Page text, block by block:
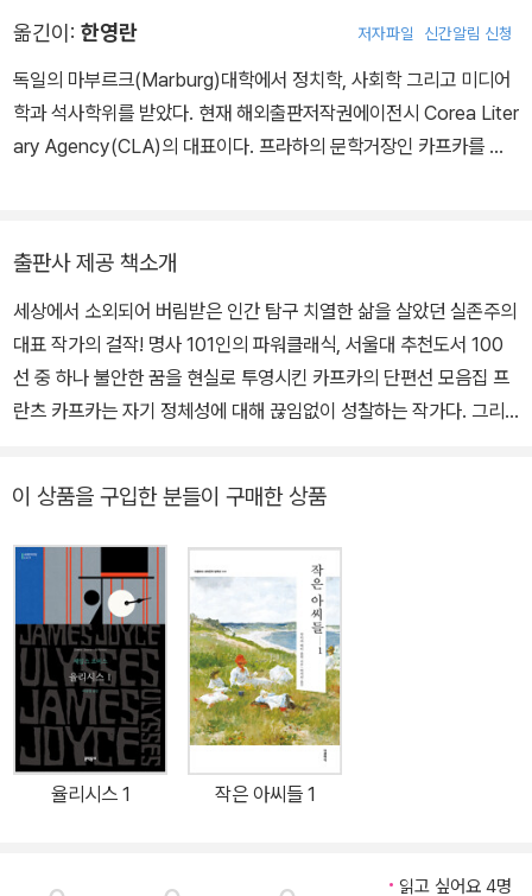
달리면서도 그는 시민적 직업의 요구를 회피해서는 결코 안 된다는
신념을 지켰다. 대학을 졸업한 직후 미완성 작품 〈시골의 결혼 준비〉
를 썼다. 1909년에 그는 잡지 〈히페리온〉에 이미 1904년과 1905년
에 쓰인 〈어느 투쟁의 기록〉에서 두 개의 대화를 발췌해서 출판했다.
편집 《관찰》을 출판했다. 1914년 장편소설 《실종자》를 집필했다. 1
912년단편소설 〈선고〉를 썼다. 그 직후 단편소설 〈변신〉을 창작했다.
1914년 세계대전의 영향을 받아 〈유형지에서〉를 썼다. 거의 같은 시
기에 장편소설 《소송》을 쓰기 시작했다. 1915년에는 1913년에 출판
된 《화부》(장편소설 《실종자》의 첫 장)로 폰타네 상을 수상했다. 191
광대》라는 제목을 달고 네 개의 단편이 1924년에 출판되었다. 마지
실성의 결여, 흥미 추구, 공허함 등을 문학 작업의 위험 요소로 인식했
다. 그는 문학 작업의 목표를 대단히 높게 설정했다. 그에게 문학은
‘예언자적 임무’를 지닌 것이다. 문학은 고차원의 관찰 형식이며, 우연
성을 법칙성으로 바꾸고, 진리를 인식하는 데 봉사하는, 일종의 ‘기도
형식’이다.
옮긴이: 한영란 저자파일 신간알림 신청
독일의 마부르크(Marburg)대학에서 정치학, 사회학 그리고 미디어
학과 석사학위를 받았다. 현재 해외출판저작권에이전시 Corea Liter
ary Agency(CLA)의 대표이다. 프라하의 문학거장인 카프카를 좋
출판사 제공 책소개
세상에서 소외되어 버림받은 인간 탐구 치열한 삶을 살았던 실존주의
대표 작가의 걸작! 명사 101인의 파워클래식, 서울대 추천도서 100
선 중 하나 불안한 꿈을 현실로 투영시킨 카프카의 단편선 모음집 프
란츠 카프카는 자기 정체성에 대해 끊임없이 성찰하는 작가다. 그리
마다 글쓰기에 몰입한 그였지만, 현실은 생계유지를 위해 보험사에서
일하며 생활비를 벌어야만 하는 상황이었다. 이 책의 대표작 <변신>
의 등장인물들도 인간 존엄성보다는 돈을 우선시하며, 벌레로 변해서
일하지 못하게 된 주인공은 결국 버림받고 홀로 죽음을 맞이한다. 이
책에 실린 9편의 작품들에는 평생 아버지와의 대립을 겪으며 작가의
길과 생활인의 길에서 방황했던 카프카 자신의 고뇌가 녹아 있다. 결
국 그는 독자들에게 태어나자마자 주어진 사회라는 테두리 안에서 적
응하면서 본래의 자신을 잃어버리고 살아가느냐, 아니면 그것을 부정
하면서 자신의 꿈에 도전하면서 살아가느냐에 대한 끊임없는 고민을
숙제로 남겼다. 음울하면서도 현실적인 현대인들의 고민을 날카로운
들에게 외면당하고 버려지는 상황은 현실을 살아가는 우리들의 슬픈
이 상품을 구입한 분들이 구매한 상품
율리시스 1 작은 아씨들 1
읽고 싶어요 4명